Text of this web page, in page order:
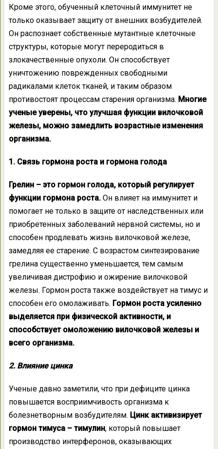
Кроме этого, обученный клеточный иммунитет не
только оказывает защиту от внешних возбудителей.
Он распознает собственные мутантные клеточные
структуры, которые могут переродиться в
злокачественные опухоли. Он способствует
уничтожению поврежденных свободными
радикалами клеток тканей, и таким образом
противостоят процессам старения организма. Многие
ученые уверены, что улучшая функции вилочковой
железы, можно замедлить возрастные изменения
организма.
1. Связь гормона роста и гормона голода
Грелин – это гормон голода, который регулирует
функции гормона роста.Он влияет на иммунитет и
помогает не только в защите от наследственных или
приобретенных заболеваний нервной системы, но и
способен продлевать жизнь вилочковой железе,
замедляя ее старение. С возрастом синтезирование
грелина существенно уменьшается, тем самым
увеличивая дистрофию и ожирение вилочковой
железы. Гормон роста также воздействует на тимус и
способен его омолаживать. Гормон роста усиленно
выделяется при физической активности, и
способствует омоложению вилочковой железы и
всего организма.
2. Влияние цинка
Ученые давно заметили, что при дефиците цинка
повышается восприимчивость организма к
болезнетворным возбудителям. Цинк активизирует
гормон тимуса – тимулин, который повышает
производство интерферонов, оказывающих